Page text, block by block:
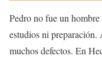
Pedro no fue un
estudios ni
muchos defectos. En